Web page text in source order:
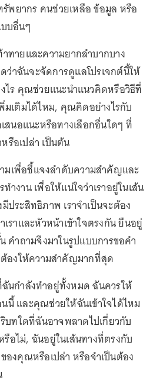
รัพยากร คนช่วยเหลือ ข้อมูล หรือ
บอื่นๆ
ทายและความยากลำบากบาง
าฉันจะจัดการดูแลโปรเจกต์นี้ให้
ไร คุณช่วยแนะนำแนวคิดหรือวิธีที่
มเติมได้ไหม, คุณคิดอย่างไรกับ
สนอแนะหรือทางเลือกอื่นใดๆ ที่
อเปล่า เป็นต้น
เพื่อชี้แจงลำดับความสำคัญและ
ำงาน เพื่อให้แน่ใจว่าเราอยู่ในเส้น
ประสิทธิภาพ เราจำเป็นจะต้อง
ราและหัวหน้าเข้าใจตรงกัน ยืนอยู่
คำถามจึงมาในรูปแบบการขอคำ
ต้องให้ความสำคัญมากที่สุด
นกำลังทำอยู่ทั้งหมด ฉันควรให้
นี้ และคุณช่วยให้ฉันเข้าใจได้ไหม
บทใดที่ฉันอาจพลาดไปเกี่ยวกับ
อไม่, ฉันอยู่ในเส้นทางที่ตรงกับ
องคุณหรือเปล่า หรือจำเป็นต้อง